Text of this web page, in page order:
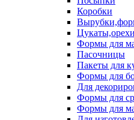
Коробки
Формы для
Пасочницы
Пакеты для
Формы для
Для
Формы для
Формы для